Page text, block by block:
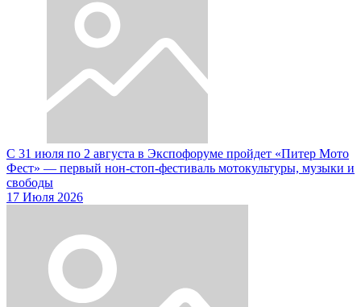
С 31 июля по 2 августа в Экспофоруме пройдет «Питер Мото
Фест» — первый нон-стоп-фестиваль мотокультуры, музыки и
свободы
17 Июля 2026